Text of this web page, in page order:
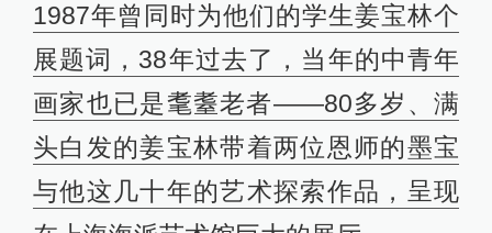
1987年曾同时为他们的学生姜宝林个
展题词，38年过去了，当年的中青年
画家也已是耄耋老者——80多岁、满
头白发的姜宝林带着两位恩师的墨宝
与他这几十年的艺术探索作品，呈现